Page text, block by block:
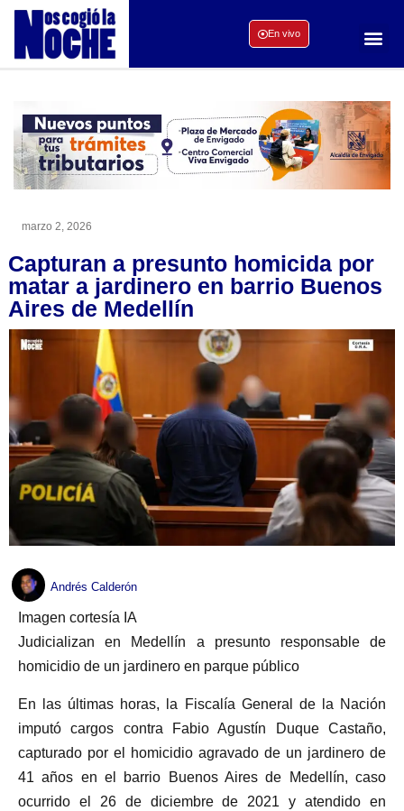
En vivo
marzo 2, 2026
Capturan a presunto homicida por
matar a jardinero en barrio Buenos
Aires de Medellín
Andrés Calderón
Imagen cortesía IA
Judicializan en Medellín a presunto responsable de
homicidio de un jardinero en parque público
En las últimas horas, la Fiscalía General de la Nación
imputó cargos contra Fabio Agustín Duque Castaño,
capturado por el homicidio agravado de un jardinero de
41 años en el barrio Buenos Aires de Medellín, caso
ocurrido el 26 de diciembre de 2021 y atendido en